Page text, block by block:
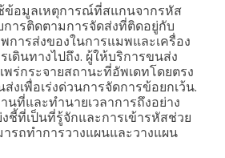
ข้อมูลเหตุการณ์ที่สแกนจากรหัส
การติดตามการจัดส่งที่ติดอยู่กับ
การส่งของในการแมพและเครื่อง
ดินทางไปถึง. ผู้ให้บริการขนส่ง
ร่กระจายสถานะที่อัพเดทโดยตรง
เพื่อเร่งด่วนการจัดการข้อยกเว้น.
นที่และทำนายเวลาการถึงอย่าง
ชี้ที่เป็นที่รู้จักและการเข้ารหัสช่วย
รถทำการวางแผนและวางแผน